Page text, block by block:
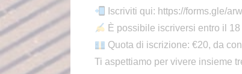
Iscriviti qui: https://forms.gle/
È possibile iscriversi entro il
Quota di iscrizione: €20, da
Ti aspettiamo per vivere insieme